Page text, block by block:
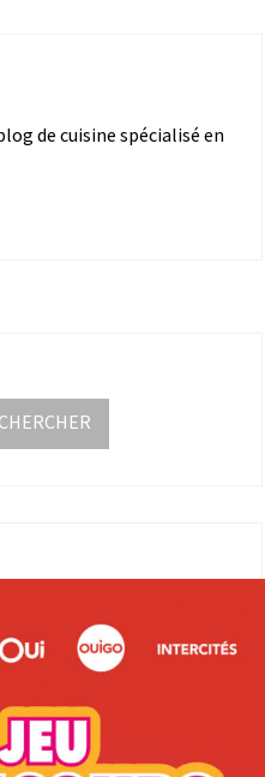
de cuisine spécialisé en
CHERCHER